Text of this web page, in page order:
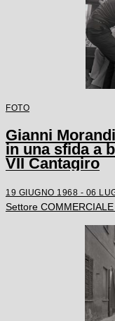
FOTO
Gianni
in una sfida a
VII Cantagiro
19 GIUGNO 1968 - 06
Settore